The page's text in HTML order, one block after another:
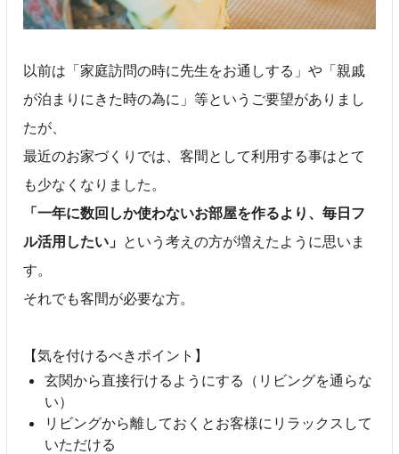
以前は「家庭訪問の時に先生をお通しする」や「親戚
が泊まりにきた時の為に」等というご要望がありまし
たが、
最近のお家づくりでは、客間として利用する事はとて
も少なくなりました。
「一年に数回しか使わないお部屋を作るより、毎日フ
ル活用したい」 という考えの方が増えたように思いま
す。
それでも客間が必要な方。
【気を付けるべきポイント】
玄関から直接行けるようにする（リビングを通らな
い）
リビングから離しておくとお客様にリラックスして
いただける